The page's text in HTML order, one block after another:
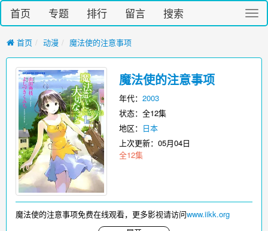
切
换
首页 专题 排行 留言 搜索
首页 动漫 魔法使的注意事项
魔法使的注意事项
年代：2003
状态：全12集
地区： 日本
上次更新：05月04日
全12集
魔法使的注意事项免费在线观看，更多影视请访问www.iikk.org